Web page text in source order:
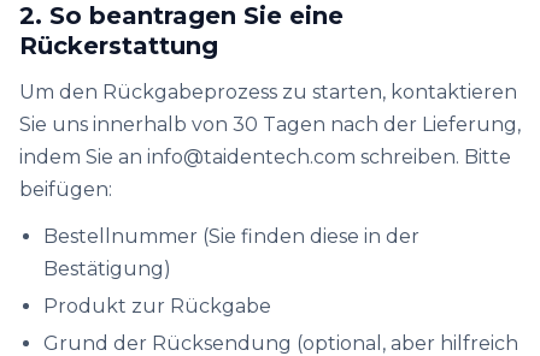
2. So beantragen Sie eine
Rückerstattung
Um den Rückgabeprozess zu starten, kontaktieren
Sie uns innerhalb von 30 Tagen nach der Lieferung,
indem Sie an info@taidentech.com schreiben. Bitte
beifügen:
Bestellnummer (Sie finden diese in der
Bestätigung)
Produkt zur Rückgabe
Grund der Rücksendung (optional, aber hilfreich